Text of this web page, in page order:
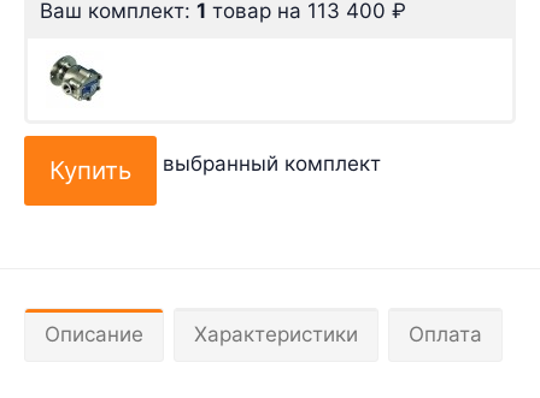
Ваш комплект: 1 товар на 113 400 ₽
выбранный комплект
Описание Характеристики Оплата